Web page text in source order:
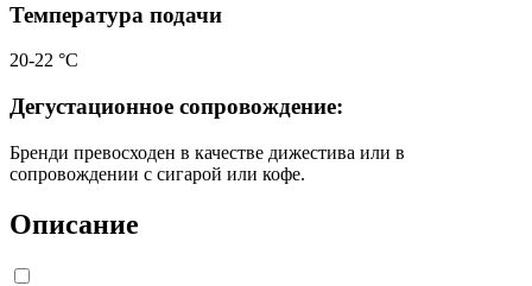
Температура подачи
20-22 °С
Дегустационное сопровождение:
Бренди превосходен в качестве дижестива или в
сопровождении с сигарой или кофе.
Описание